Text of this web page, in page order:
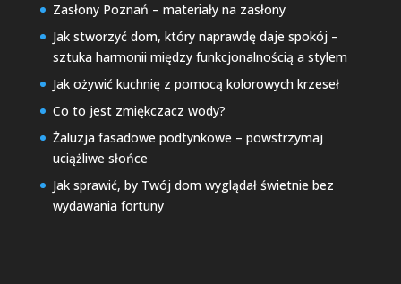
Zasłony Poznań – materiały na zasłony
Jak stworzyć dom, który naprawdę daje spokój –
sztuka harmonii między funkcjonalnością a stylem
Jak ożywić kuchnię z pomocą kolorowych krzeseł
Co to jest zmiękczacz wody?
Żaluzja fasadowe podtynkowe – powstrzymaj
uciążliwe słońce
Jak sprawić, by Twój dom wyglądał świetnie bez
wydawania fortuny